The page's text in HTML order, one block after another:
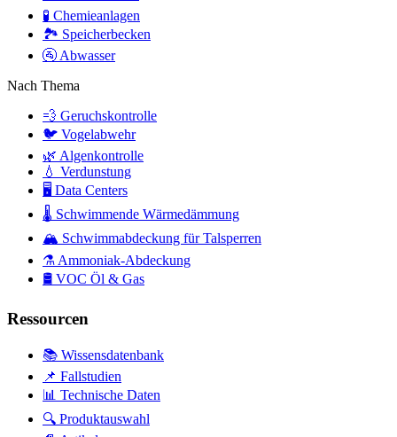
🧪 Chemieanlagen
🏞️ Speicherbecken
🚰 Abwasser
Nach Thema
💨 Geruchskontrolle
🐦 Vogelabwehr
🌿 Algenkontrolle
💧 Verdunstung
🖥️ Data Centers
🌡️ Schwimmende Wärmedämmung
🏔️ Schwimmabdeckung für Talsperren
⚗️ Ammoniak-Abdeckung
🛢️ VOC Öl & Gas
Ressourcen
📚 Wissensdatenbank
📌 Fallstudien
📊 Technische Daten
🔍 Produktauswahl